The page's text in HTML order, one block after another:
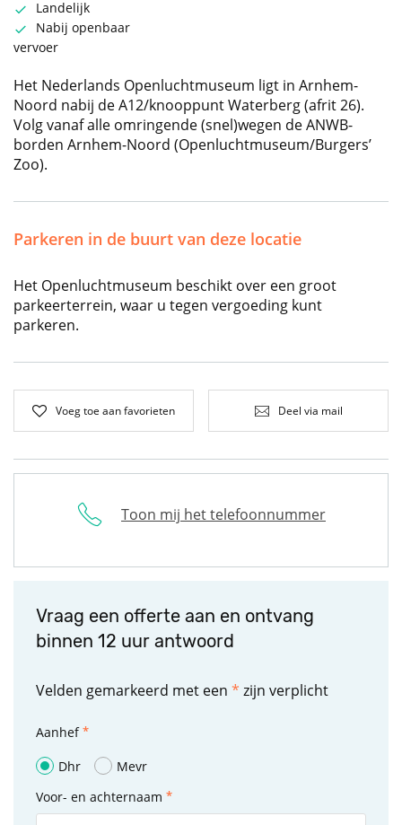
Landelijk
Nabij openbaar
vervoer
Het Nederlands Openluchtmuseum ligt in Arnhem-
Noord nabij de A12/knooppunt Waterberg (afrit 26).
Volg vanaf alle omringende (snel)wegen de ANWB-
borden Arnhem-Noord (Openluchtmuseum/Burgers’
Zoo).
Parkeren in de buurt van deze locatie
Het Openluchtmuseum beschikt over een groot
parkeerterrein, waar u tegen vergoeding kunt
parkeren.
Voeg toe aan favorieten Deel via mail
Toon mij het telefoonnummer
Vraag een offerte aan en ontvang
binnen 12 uur antwoord
Velden gemarkeerd met een * zijn verplicht
Aanhef
Dhr
Mevr
Voor- en achternaam